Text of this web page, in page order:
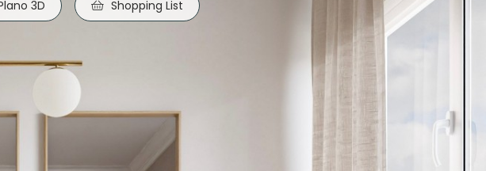
3D Shopping List